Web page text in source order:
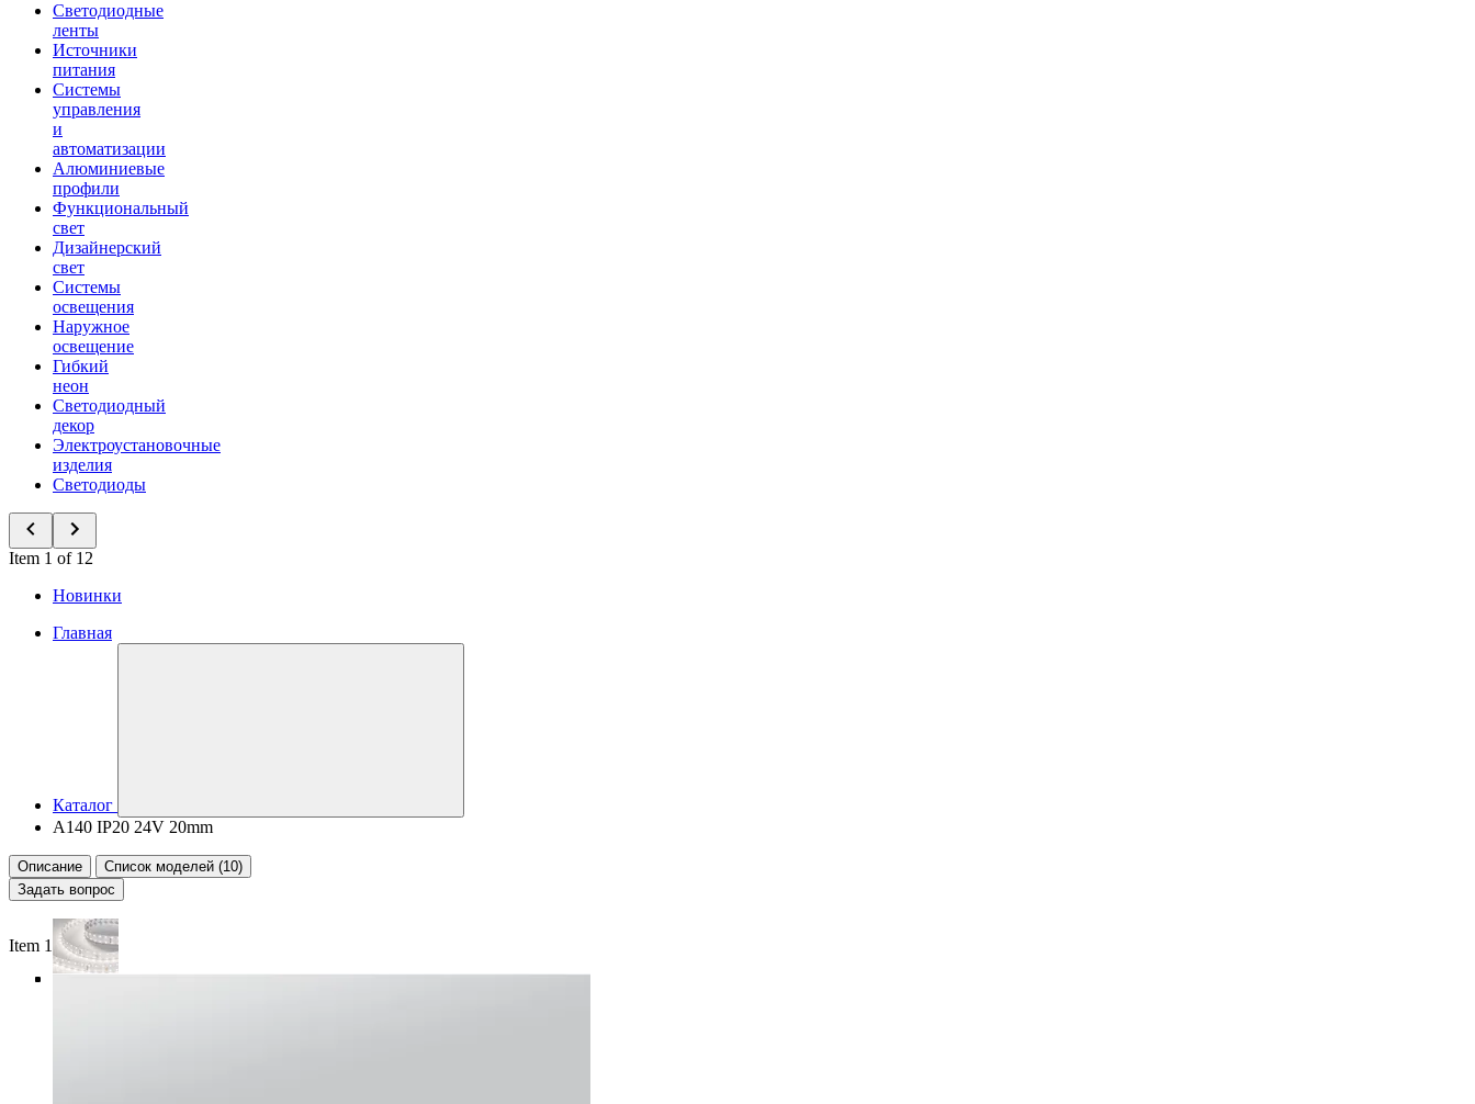
Светодиодные
ленты
Источники
питания
Системы
управления
и
автоматизации
Алюминиевые
профили
Функциональный
свет
Дизайнерский
свет
Системы
освещения
Наружное
освещение
Гибкий
неон
Светодиодный
декор
Электроустановочные
изделия
Светодиоды
Item 1 of 12
Новинки
Главная
Каталог
A140 IP20 24V 20mm
Описание
Список моделей (10)
Задать вопрос
Item 1 of 6